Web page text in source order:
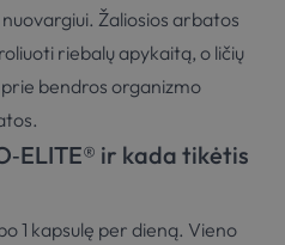
Žaliosios arbatos
riebalų apykaitą, o ličių
bendros organizmo
ir kada tikėtis
1 kapsulę per dieną. Vieno